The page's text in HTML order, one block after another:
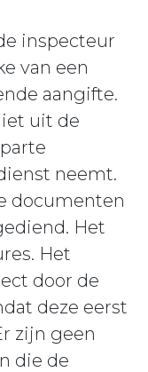
inspecteur
van een
aangifte.
uit de
neemt.
documenten
Het
Het
door de
deze eerst
zijn geen
die de